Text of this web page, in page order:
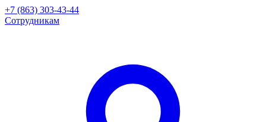
+7 (863) 303-43-44
Сотрудникам